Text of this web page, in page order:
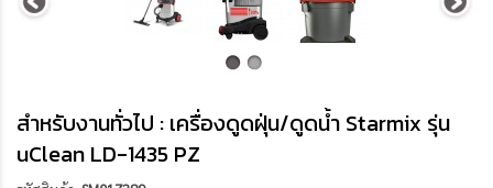
สำหรับงานทั่วไป : เครื่องดูดฝุ่น/ดูดน้ำ Starmix รุ่น
uClean LD-1435 PZ